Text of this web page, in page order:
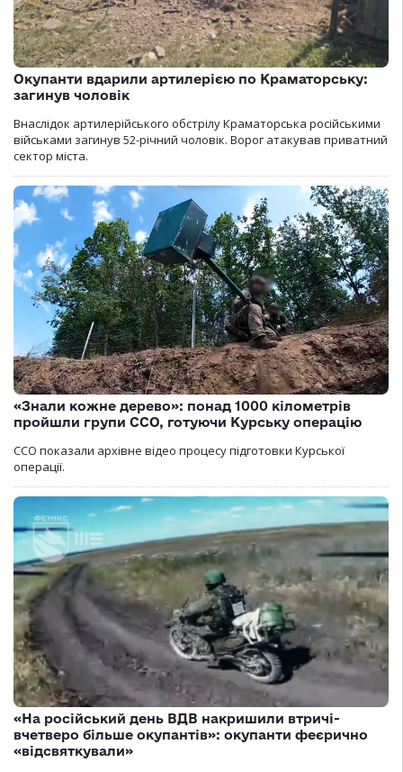
Окупанти вдарили артилерією по Краматорську:
загинув чоловік
Внаслідок артилерійського обстрілу Краматорська російськими
військами загинув 52-річний чоловік. Ворог атакував приватний
сектор міста.
«Знали кожне дерево»: понад 1000 кілометрів
пройшли групи ССО, готуючи Курську операцію
ССО показали архівне відео процесу підготовки Курської
операції.
«На російський день ВДВ накришили втричі-
вчетверо більше окупантів»: окупанти феєрично
«відсвяткували»